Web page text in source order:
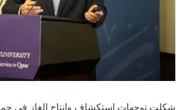
شكلت توجهات استكشاف وإنتاج الغاز في